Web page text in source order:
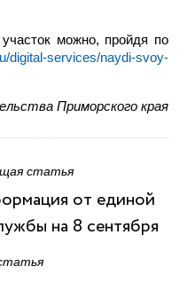
можно, пройдя по
digital-services/naydi-svoy-
Приморского края
статья
от единой
на 8 сентября